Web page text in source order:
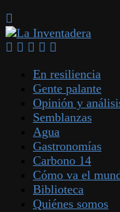
En resiliencia
Gente palante
Opinión y
Semblanzas
Agua
Gastronomías
Carbono 14
Cómo va el
Biblioteca
Quiénes somos